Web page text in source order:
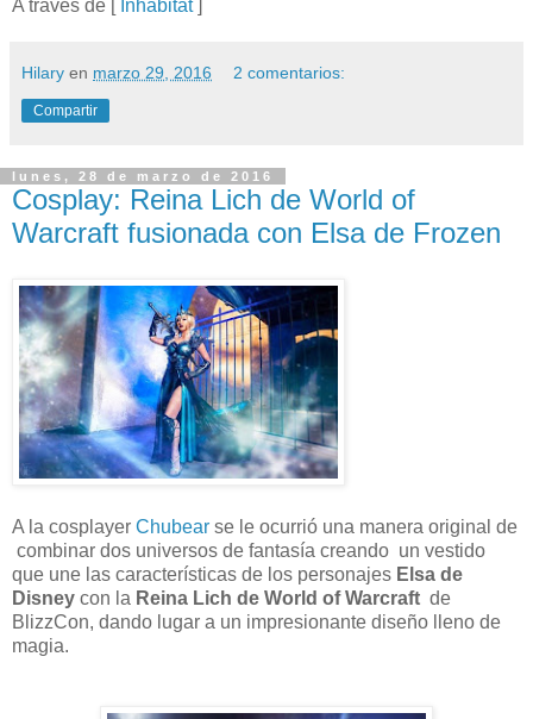
A través de [Inhabitat]
Hilary en marzo 29, 2016 2 comentarios:
Compartir
lunes, 28 de marzo de 2016
Cosplay: Reina Lich de World of
Warcraft fusionada con Elsa de Frozen
A la cosplayer Chubear se le ocurrió una manera original de
combinar dos universos de fantasía creando un vestido
que une las características de los personajes Elsa de
Disney con la Reina Lich de World of Warcraft de
BlizzCon, dando lugar a un impresionante diseño lleno de
magia.